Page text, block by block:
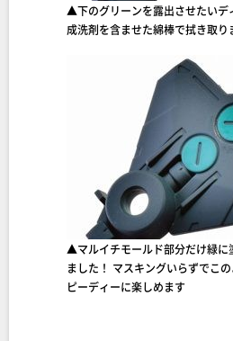
▲下のグリーンを露出させたいデ
成洗剤を含ませた綿棒で拭き取り
▲マルイチモールド部分だけ緑に
ました！ マスキングいらずでこ
ピーディーに楽しめます